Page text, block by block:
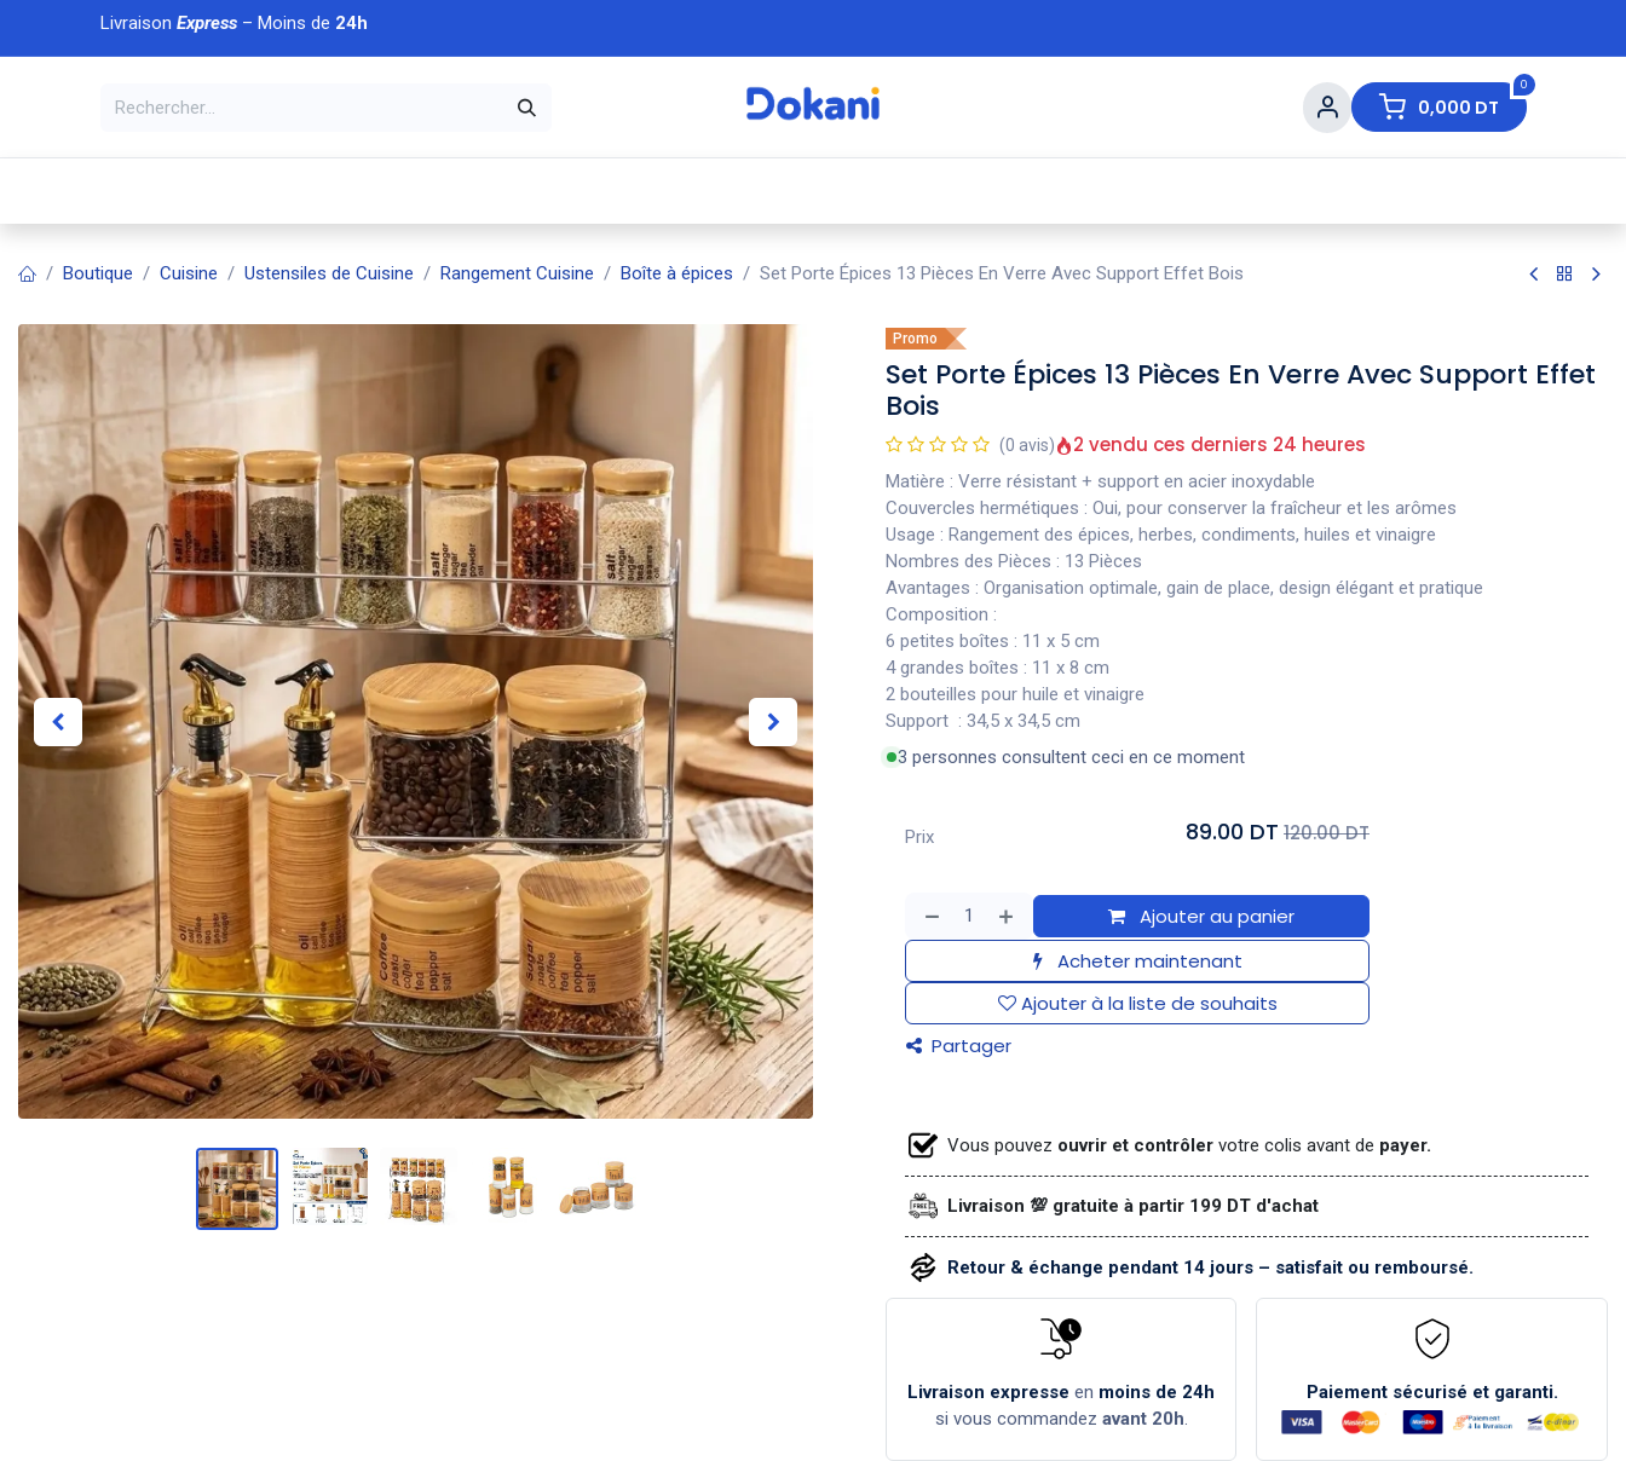
Se rendre au contenu
Livraison Express– Moins de 24h
0
0,000 DT
À DÉCOUVRIR
Boutique Cuisine Ustensiles de Cuisine Rangement Cuisine Boîte à épices Set Porte Épices 13 Pièces En Verre Avec Support Effet Bois
Promo
Set Porte Épices 13 Pièces En Verre Avec Support Effet
Bois
(0 avis) 2 vendu ces derniers 24 heures
Matière : Verre résistant + support en acier inoxydable
Couvercles hermétiques : Oui, pour conserver la fraîcheur et les arômes
Usage : Rangement des épices, herbes, condiments, huiles et vinaigre
Nombres des Pièces : 13 Pièces
Avantages : Organisation optimale, gain de place, design élégant et pratique
Composition :
6 petites boîtes : 11 x 5 cm
4 grandes boîtes : 11 x 8 cm
2 bouteilles pour huile et vinaigre
Support : 34,5 x 34,5 cm
3 personnes consultent ceci en ce moment
Ajouter au panier
Acheter maintenant
Ajouter à la liste de souhaits
Partager
Prix 89.00 DT 120.00 DT
Vous pouvez ouvrir et contrôler votre colis avant de payer.
Livraison 💯 gratuite à partir 199 DT d'achat
Retour & échange pendant 14 jours – satisfait ou remboursé.
Livraison expresse en moins de 24h
si vous commandez avant 20h.
Paiement sécurisé et garanti.